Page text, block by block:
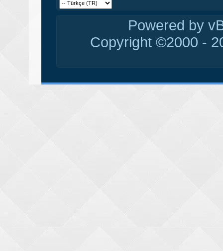
Powered by
Copyright ©2000 -